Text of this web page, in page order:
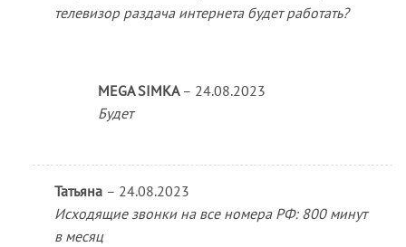
телевизор раздача интернета будет работать?
MEGA SIMKA – 24.08.2023
Будет
Татьяна – 24.08.2023
Исходящие звонки на все номера РФ: 800 минут
в месяц